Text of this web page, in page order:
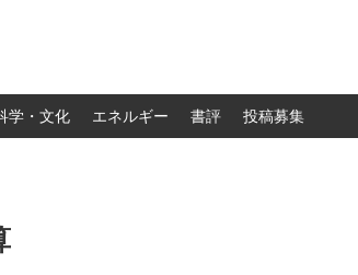
学・文化 エネルギー 書評 投稿募集